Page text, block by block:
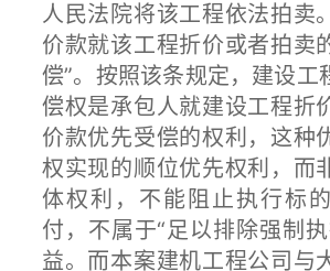
人民法院将该工程依法拍卖
价款就该工程折价或者拍卖
偿”。按照该条规定，建设工
偿权是承包人就建设工程折
价款优先受偿的权利，这种
权实现的顺位优先权利，而
体权利，不能阻止执行标
付，不属于“足以排除强制
益。而本案建机工程公司与